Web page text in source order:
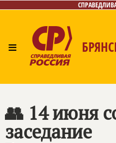
≡
👥 14 июня
заседание